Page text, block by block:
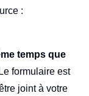
:
temps que
formulaire est
joint à votre